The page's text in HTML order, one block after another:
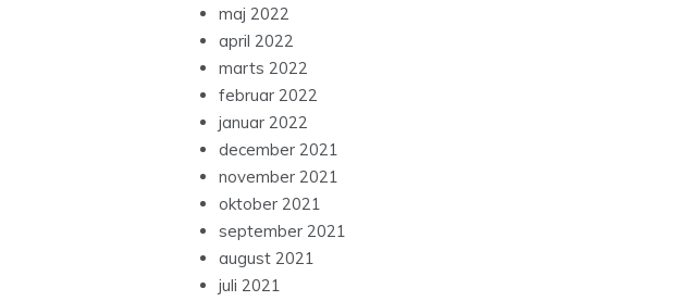
maj 2022
april 2022
marts 2022
februar 2022
januar 2022
december 2021
november 2021
oktober 2021
september 2021
august 2021
juli 2021